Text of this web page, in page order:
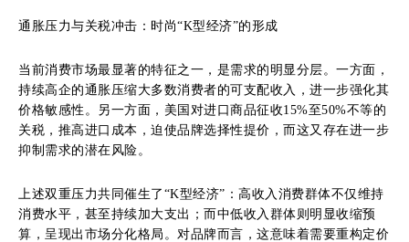
通胀压力与关税冲击：时尚“K型经济”的形成
当前消费市场最显著的特征之一，是需求的明显分层。一方面，
持续高企的通胀压缩大多数消费者的可支配收入，进一步强化其
价格敏感性。另一方面，美国对进口商品征收15%至50%不等的
关税，推高进口成本，迫使品牌选择性提价，而这又存在进一步
抑制需求的潜在风险。
上述双重压力共同催生了“K型经济”：高收入消费群体不仅维持
消费水平，甚至持续加大支出；而中低收入群体则明显收缩预
算，呈现出市场分化格局。对品牌而言，这意味着需要重构定价